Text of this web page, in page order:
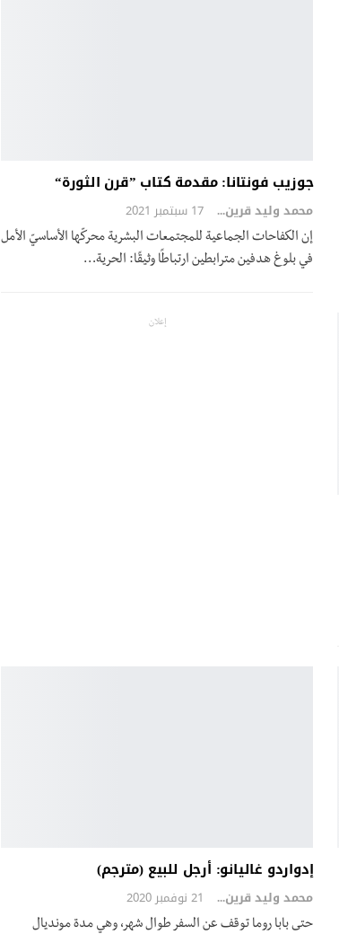
جوزيب فونتانا: مقدمة كتاب ”قرن الثورة“
محمد وليد قرين 17 سبتمبر 2021
إن الكفاحات الجماعية للمجتمعات البشرية محركّها الأساسيّ الأمل
في بلوغ هدفين مترابطين ارتباطًا وثيقًا: الحرية…
إعلان
إدواردو غاليانو: أرجل للبيع (مترجم)
محمد وليد قرين 21 نوفمبر 2020
حتى بابا روما توقف عن السفر طوال شهر، وهي مدة مونديال